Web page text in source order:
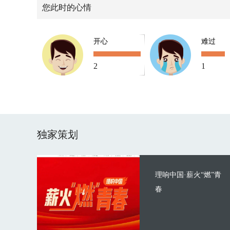
您此时的心情
开心
2
难过
1
独家策划
理响中国·薪火“燃”青
春